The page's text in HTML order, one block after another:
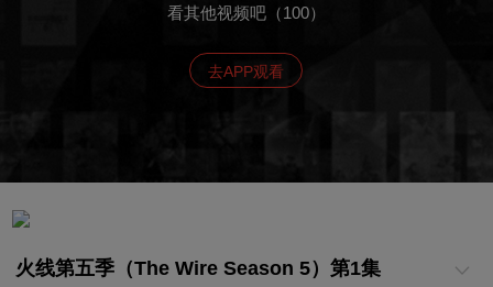
看其他视频吧（100）
去APP观看
火线第五季（The Wire Season 5）第1集